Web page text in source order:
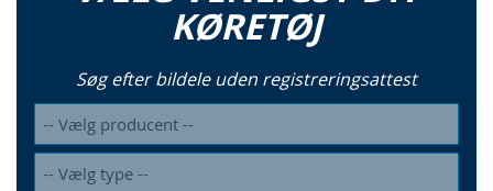
KØRETØJ
Søg efter bildele uden registreringsattest